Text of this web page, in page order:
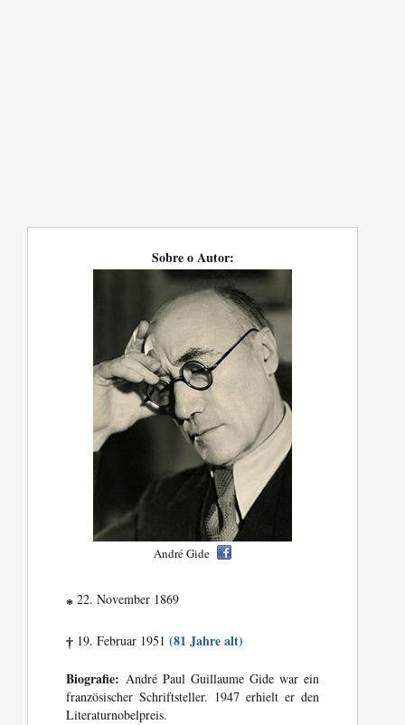
Sobre o Autor:
André Gide
* 22. November 1869
† 19. Februar 1951(81 Jahre alt)
Biografie: André Paul Guillaume Gide war ein
französischer Schriftsteller. 1947 erhielt er den
Literaturnobelpreis.